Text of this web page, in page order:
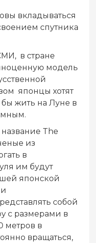
вкладываться
спутника
в стране
модель
японцы хотят
жить на Луне в
The
из
в
им будут
японской
собой
с размерами в
метров в
вращаться,